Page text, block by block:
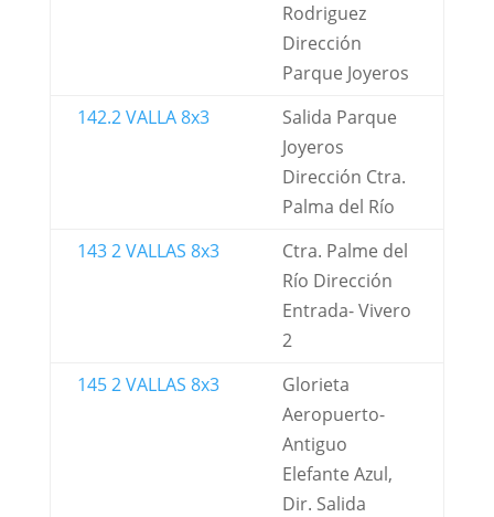
Rodriguez
Dirección
Parque Joyeros
142.2 VALLA 8x3
Salida Parque
Joyeros
Dirección Ctra.
Palma del Río
143 2 VALLAS 8x3
Ctra. Palme del
Río Dirección
Entrada- Vivero
2
145 2 VALLAS 8x3
Glorieta
Aeropuerto-
Antiguo
Elefante Azul,
Dir. Salida